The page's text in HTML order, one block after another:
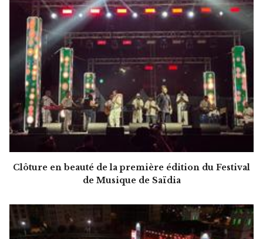
Clôture en beauté de la première édition du Festival
de Musique de Saïdia